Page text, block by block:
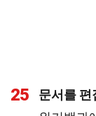
25
문서를 편